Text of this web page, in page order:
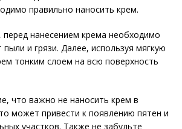
правильно наносить крем.
нанесением крема необходимо
и грязи. Далее, используя мягкую
тонким слоем на всю поверхность
что важно не наносить крем в
может привести к появлению пятен и
участков. Также не забудьте